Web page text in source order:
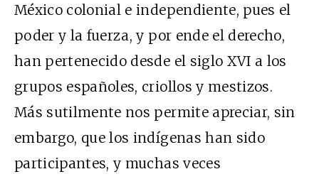
México colonial e independiente, pues el
poder y la fuerza, y por ende el derecho,
han pertenecido desde el siglo XVI a los
grupos españoles, criollos y mestizos.
Más sutilmente nos permite apreciar, sin
embargo, que los indígenas han sido
participantes, y muchas veces